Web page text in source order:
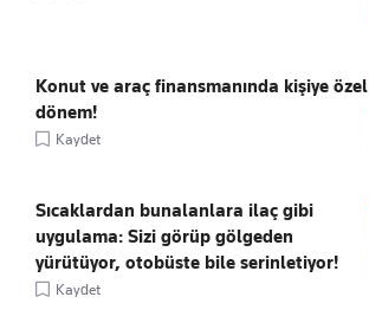
Konut ve araç finansmanında kişiye özel
dönem!
Kaydet
Sıcaklardan bunalanlara ilaç gibi
uygulama: Sizi görüp gölgeden
yürütüyor, otobüste bile serinletiyor!
Kaydet